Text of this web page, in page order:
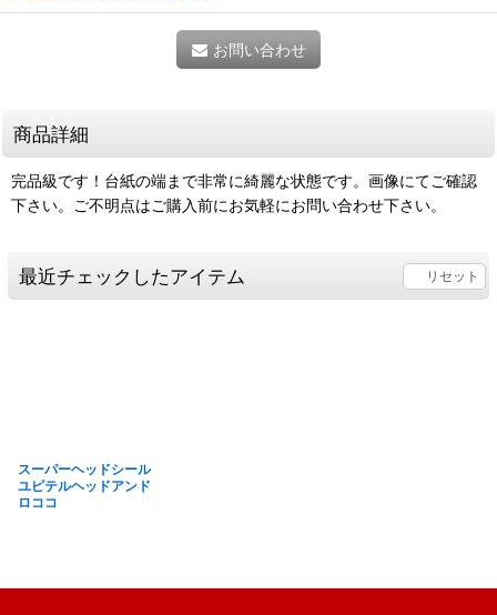
お問い合わせ
商品詳細
完品級です！台紙の端まで非常に綺麗な状態です。画像にてご確認
下さい。ご不明点はご購入前にお気軽にお問い合わせ下さい。
最近チェックしたアイテム リセット
スーパーヘッドシール
ユピテルヘッドアンド
ロココ